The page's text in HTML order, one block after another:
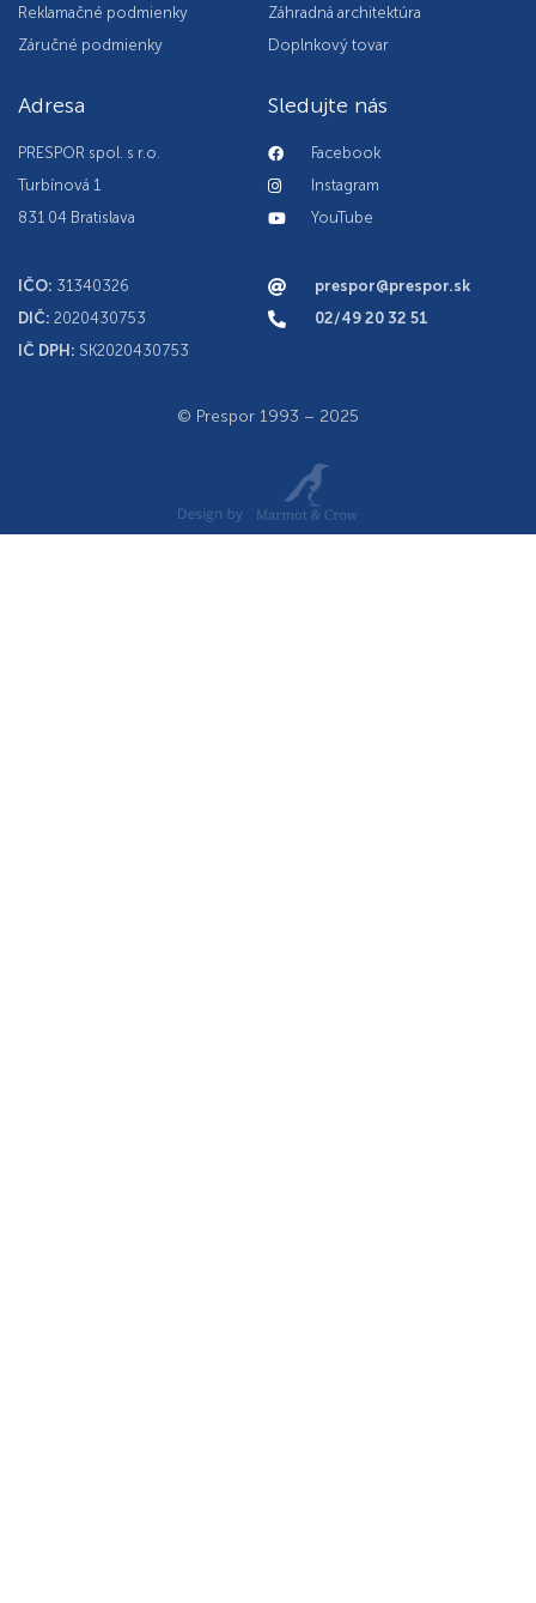
Reklamačné podmienky
Záručné podmienky
Záhradná architektúra
Doplnkový tovar
Adresa
PRESPOR spol. s r.o.
Turbínová 1
831 04 Bratislava
IČO: 31340326
DIČ: 2020430753
IČ DPH: SK2020430753
Sledujte nás
Facebook
Instagram
YouTube
prespor@prespor.sk
02/49 20 32 51
© Prespor 1993 – 2025